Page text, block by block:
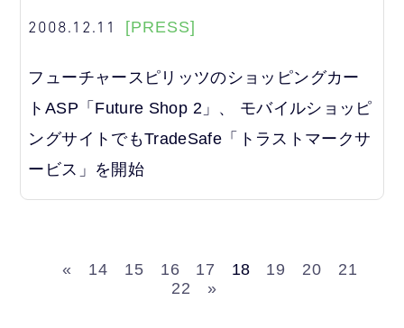
2008.12.11 [PRESS]
フューチャースピリッツのショッピングカー
トASP「Future Shop 2」、 モバイルショッピ
ングサイトでもTradeSafe「トラストマークサ
ービス」を開始
« 14 15 16 17 18 19 20
21
22
»